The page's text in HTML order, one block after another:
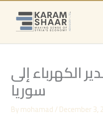
Skip
content
الكهرباء إلى
سوريا
Bymohamad/December 3,